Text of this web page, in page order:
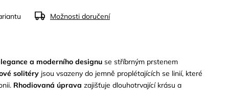
a moderního designu se stříbrným prstenem
solitéry jsou vsazeny do jemně proplétajících se linií, které
Rhodiovaná úprava zajišťuje dlouhotrvající krásu a
Možnosti doručení